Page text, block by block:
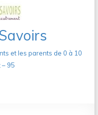
et les parents de 0 à 10
– 95